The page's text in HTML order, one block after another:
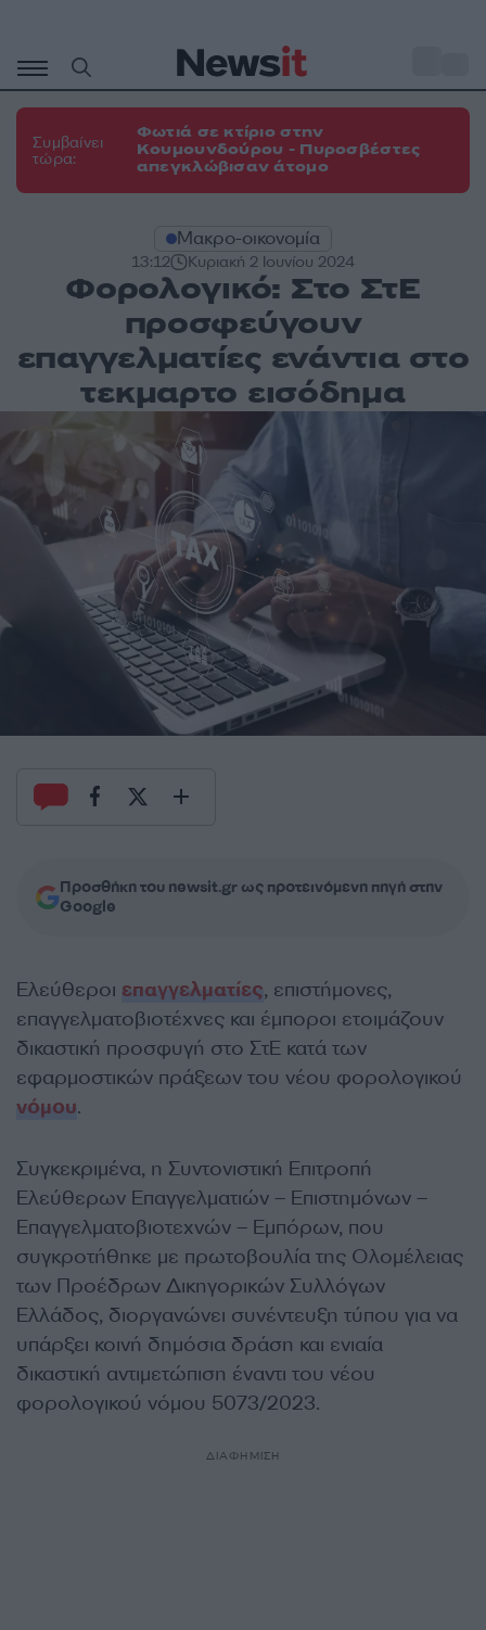
περιεχόμενο
Συμβαίνει
τώρα:
Φωτιά σε κτίριο στην
Κουμουνδούρου - Πυροσβέστες
απεγκλώβισαν άτομο
Μακρο-οικονομία
13:12 Κυριακή 2 Ιουνίου 2024
Φορολογικό: Στο ΣτΕ
προσφεύγουν
επαγγελματίες ενάντια στο
τεκμαρτο εισόδημα
Προσθήκη του newsit.gr ως προτεινόμενη πηγή στην
Google
Ελεύθεροι επαγγελματίες, επιστήμονες,
επαγγελματοβιοτέχνες και έμποροι ετοιμάζουν
δικαστική προσφυγή στο ΣτΕ κατά των
εφαρμοστικών πράξεων του νέου φορολογικού
νόμου.
Συγκεκριμένα, η Συντονιστική Επιτροπή
Ελεύθερων Επαγγελματιών – Επιστημόνων –
Επαγγελματοβιοτεχνών – Εμπόρων, που
συγκροτήθηκε με πρωτοβουλία της Ολομέλειας
των Προέδρων Δικηγορικών Συλλόγων
Ελλάδος, διοργανώνει συνέντευξη τύπου για να
υπάρξει κοινή δημόσια δράση και ενιαία
δικαστική αντιμετώπιση έναντι του νέου
φορολογικού νόμου 5073/2023.
ΔΙΑΦΗΜΙΣΗ